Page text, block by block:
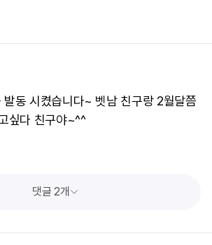
동 시켰습니다~ 벳남 친구랑 2월달쯤
싶다 친구야~^^
댓글 2개